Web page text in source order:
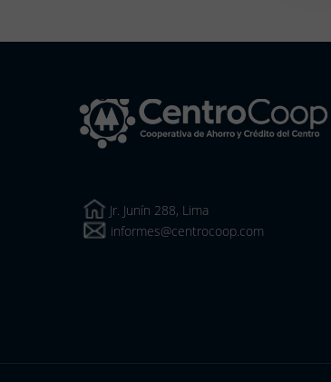
CentroCoop
Jr. Junín 288, Lima
informes@centrocoop.com